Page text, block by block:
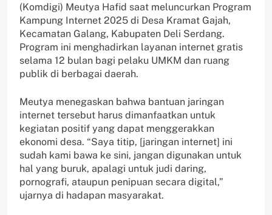
(Komdigi) Meutya Hafid saat meluncurkan Program
Kampung Internet 2025 di Desa Kramat Gajah,
Kecamatan Galang, Kabupaten Deli Serdang.
Program ini menghadirkan layanan internet gratis
selama 12 bulan bagi pelaku UMKM dan ruang
publik di berbagai daerah.
Meutya menegaskan bahwa bantuan jaringan
internet tersebut harus dimanfaatkan untuk
kegiatan positif yang dapat menggerakkan
ekonomi desa. “Saya titip, [jaringan internet] ini
sudah kami bawa ke sini, jangan digunakan untuk
hal yang buruk, apalagi untuk judi daring,
pornografi, ataupun penipuan secara digital,”
ujarnya di hadapan masyarakat.